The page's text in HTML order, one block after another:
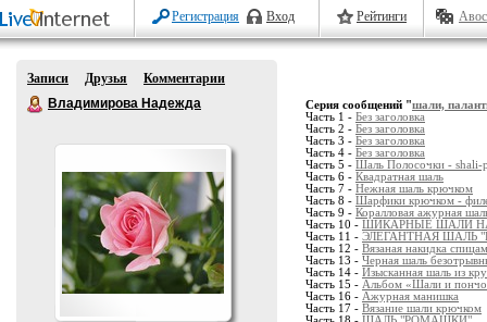
Регистрация Вход Рейтинги
Записи Друзья
Комментарии
Владимирова Надежда
Серия сообщений "шали,
Часть 1 - Без заголовка
Часть 2 - Без заголовка
Часть 3 - Без заголовка
Часть 4 - Без заголовка
Часть 5 - Шаль Полосочки - shali-
Часть 6 - Квадратная шаль
Часть 7 - Нежная шаль крючком
Часть 8 - Шарфики крючком -
Часть 9 - Коралловая ажурная
Часть 10 - ШИКАРНЫЕ ШАЛИ
Часть 11 - ЭЛЕГАНТНАЯ ШАЛЬ
Часть 12 - Вязаная накидка
Часть 13 - Черная шаль
Часть 14 - Изысканная шаль из
Часть 15 - Альбом «Шали и
Часть 16 - Ажурная манишка
Часть 17 - Вязание шали крючком